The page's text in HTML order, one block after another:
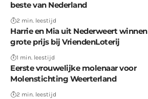
beste van Nederland
2 min. leestijd
Harrie en Mia uit Nederweert winnen
grote prijs bij VriendenLoterij
1 min. leestijd
Eerste vrouwelijke molenaar voor
Molenstichting Weerterland
2 min. leestijd